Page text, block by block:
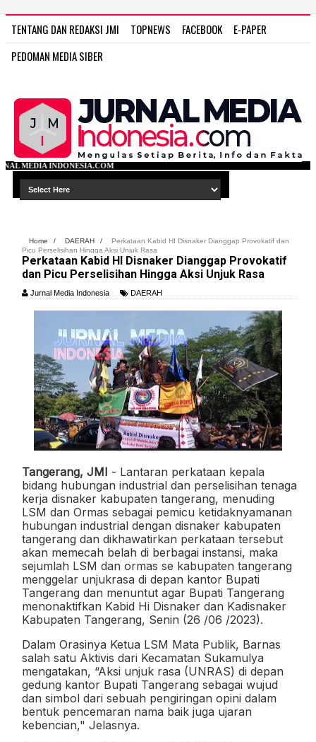
TENTANG DAN REDAKSI JMI TOPNEWS FACEBOOK
E-PAPER
PEDOMAN MEDIA SIBER
Home / DAERAH /
Perkataan Kabid HI Disnaker Dianggap Provokatif dan
Picu Perselisihan Hingga Aksi Unjuk Rasa
Perkataan Kabid HI Disnaker Dianggap Provokatif
dan Picu Perselisihan Hingga Aksi Unjuk Rasa
Jurnal Media Indonesia DAERAH
Tangerang, JMI - Lantaran perkataan kepala
bidang hubungan industrial dan perselisihan tenaga
kerja disnaker kabupaten tangerang, menuding
LSM dan Ormas sebagai pemicu ketidaknyamanan
hubungan industrial dengan disnaker kabupaten
tangerang dan dikhawatirkan perkataan tersebut
akan memecah belah di berbagai instansi, maka
sejumlah LSM dan ormas se kabupaten tangerang
menggelar unjukrasa di depan kantor Bupati
Tangerang dan menuntut agar Bupati Tangerang
menonaktifkan Kabid Hi Disnaker dan Kadisnaker
Kabupaten Tangerang, Senin (26 /06 /2023).
Dalam Orasinya Ketua LSM Mata Publik, Barnas
salah satu Aktivis dari Kecamatan Sukamulya
mengatakan, “Aksi unjuk rasa (UNRAS) di depan
gedung kantor Bupati Tangerang sebagai wujud
dan simbol dari sebuah pengiringan opini dalam
bentuk pencemaran nama baik juga ujaran
kebencian," Jelasnya.